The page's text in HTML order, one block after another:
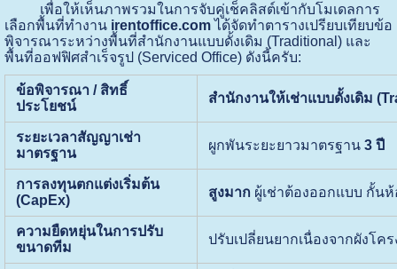
เพื่อให้เห็นภาพรวมในการจับคู่เช็คลิสต์เข้ากับโมเดลการ
เลือกพื้นที่ทำงาน irentoffice.comได้จัดทำตารางเปรียบเทียบข้อ
พิจารณาระหว่างพื้นที่สำนักงานแบบดั้งเดิม (Traditional) และ
พื้นที่ออฟฟิศสำเร็จรูป (Serviced Office) ดังนี้ครับ:
ข้อพิจารณา / สิทธิ์
ประโยชน์
สำนักงานให้เช่าแบบดั้งเดิม
ระยะเวลาสัญญาเช่า
มาตรฐาน
ผูกพันระยะยาวมาตรฐาน 3 ปี
การลงทุนตกแต่งเริ่มต้น
(CapEx)
สูงมาก ผู้เช่าต้องออกแบบ กั้นห้
ความยืดหยุ่นในการปรับ
ขนาดทีม
ปรับเปลี่ยนยากเนื่องจากผังโค